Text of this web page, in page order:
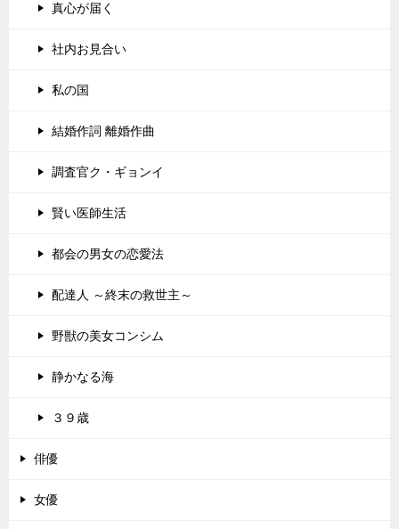
真心が届く
社内お見合い
私の国
結婚作詞 離婚作曲
調査官ク・ギョンイ
賢い医師生活
都会の男女の恋愛法
配達人 ～終末の救世主～
野獣の美女コンシム
静かなる海
３９歳
俳優
女優